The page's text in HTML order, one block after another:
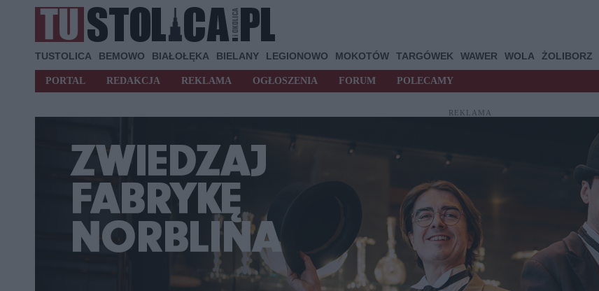
TUSTOLICA BEMOWO BIAŁOŁĘKA BIELANY LEGIONOWO MOKOTÓW TARGÓWEK WAWER WOLA ŻOLIBORZ
PORTAL REDAKCJA REKLAMA OGŁOSZENIA FORUM POLECAMY
REKLAMA